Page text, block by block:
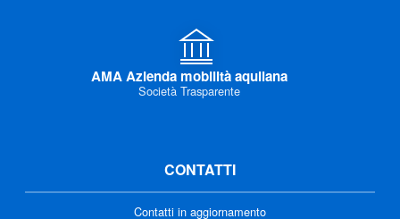
AMA Azienda mobilità aquilana
Società Trasparente
CONTATTI
Contatti in aggiornamento